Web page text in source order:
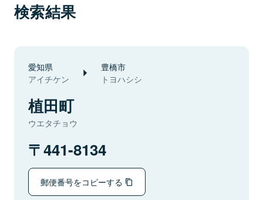
検索結果
愛知県
アイチケン
豊橋市
トヨハシシ
植田町
ウエタチョウ
441-8134
郵便番号をコピーする